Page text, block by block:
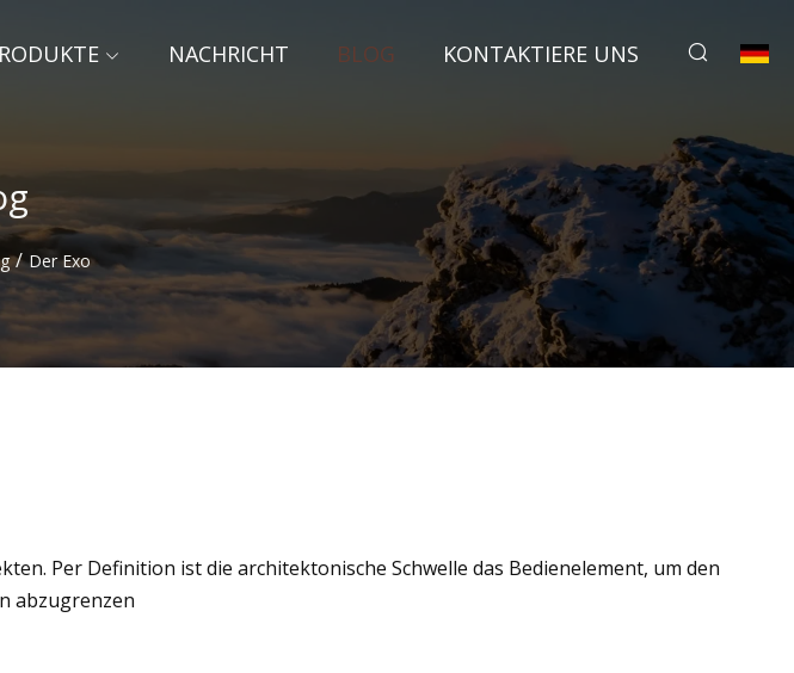
NACHRICHT BLOG KONTAKTIERE UNS
/ Der Exo
Per Definition ist die architektonische Schwelle das Bedienelement, um den
abzugrenzen